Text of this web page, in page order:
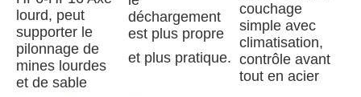
lourd, peut
supporter le
pilonnage de
mines lourdes
et de sable
déchargement
est plus propre
et plus pratique.
couchage
simple avec
climatisation,
contrôle avant
tout en acier